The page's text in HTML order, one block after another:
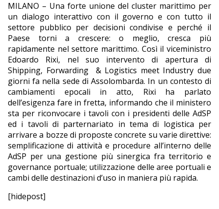
MILANO – Una forte unione del cluster marittimo per
un dialogo interattivo con il governo e con tutto il
settore pubblico per decisioni condivise e perché il
Paese torni a crescere: o meglio, cresca più
rapidamente nel settore marittimo. Così il viceministro
Edoardo Rixi, nel suo intervento di apertura di
Shipping, Forwarding
& Logistics meet Industry due
giorni fa nella sede di Assolombarda. In un contesto di
cambiamenti epocali in atto, Rixi ha parlato
dell’esigenza fare in fretta, informando che il ministero
sta per riconvocare i tavoli con i presidenti delle AdSP
ed i tavoli di parternariato in tema di logistica per
arrivare a bozze di proposte concrete su varie direttive:
semplificazione di attività e procedure all’interno delle
AdSP per una gestione più sinergica fra territorio e
governance portuale; utilizzazione delle aree portuali e
cambi delle destinazioni d’uso in maniera più rapida.
[hidepost]